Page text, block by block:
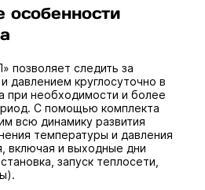
особенности
позволяет следить за
давлением круглосуточно в
при необходимости и более
С помощью комплекта
всю динамику развития
температуры и давления
включая и выходные дни
запуск теплосети,